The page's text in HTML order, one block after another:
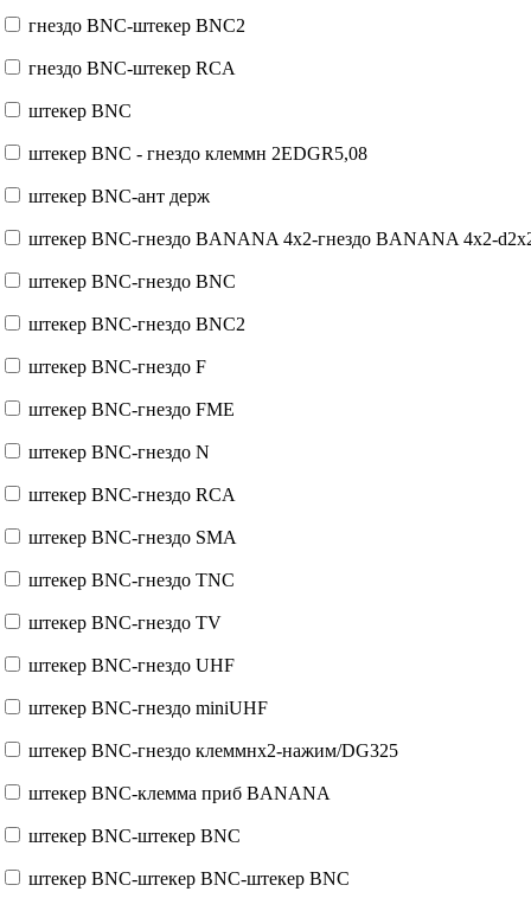
гнездо BNC-штекер BNC2
гнездо BNC-штекер RCA
штекер BNC
штекер BNC - гнездо клеммн 2EDGR5,08
штекер BNC-ант держ
штекер BNC-гнездо BANANA 4x2-гнездо BANANA 4x2-
штекер BNC-гнездо BNC
штекер BNC-гнездо BNC2
штекер BNC-гнездо F
штекер BNC-гнездо FME
штекер BNC-гнездо N
штекер BNC-гнездо RCA
штекер BNC-гнездо SMA
штекер BNC-гнездо TNC
штекер BNC-гнездо TV
штекер BNC-гнездо UHF
штекер BNC-гнездо miniUHF
штекер BNC-гнездо клеммнx2-нажим/DG325
штекер BNC-клемма приб BANANA
штекер BNC-штекер BNC
штекер BNC-штекер BNC-штекер BNC